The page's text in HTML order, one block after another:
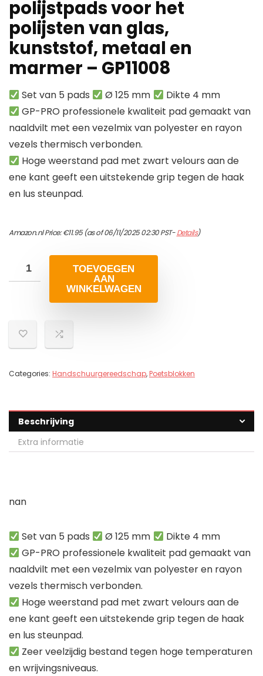
polijstpads voor het
polijsten van glas,
kunststof, metaal en
marmer – GP11008
Set van 5 pads Ø 125 mm
Dikte 4 mm
GP-PRO professionele kwaliteit pad gemaakt van
naaldvilt met een vezelmix van polyester en rayon
vezels thermisch verbonden.
Hoge weerstand pad met zwart velours aan de
ene kant geeft een uitstekende grip tegen de haak
en lus steunpad.
Amazon.nl Price:€11.95(as of 06/11/2025 02:30 PST-Details)
TOEVOEGEN
AAN
WINKELWAGEN
Categories: Handschuurgereedschap,Poetsblokken
Beschrijving
Extra informatie
nan
Set van 5 pads Ø 125 mm
Dikte 4 mm
GP-PRO professionele kwaliteit pad gemaakt van
naaldvilt met een vezelmix van polyester en rayon
vezels thermisch verbonden.
Hoge weerstand pad met zwart velours aan de
ene kant geeft een uitstekende grip tegen de haak
en lus steunpad.
Zeer veelzijdig bestand tegen hoge temperaturen
en wrijvingsniveaus.